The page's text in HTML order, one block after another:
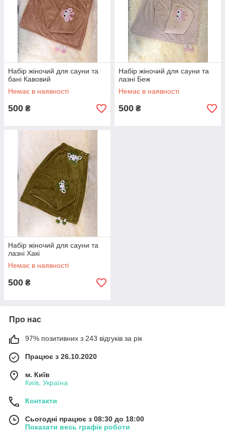
Набір жіночий для сауни та
бані Кавовий
Немає в наявності
500 ₴
Набір жіночий для сауни та
лазні Беж
Немає в наявності
500 ₴
Набір жіночий для сауни та
лазні Хакі
Немає в наявності
500 ₴
Про нас
97% позитивних з 243 відгуків за рік
Працює з 26.10.2020
м. Київ
Київ, Україна
Контакти
Сьогодні працює з 08:30 до 18:00
Показати весь графік роботи